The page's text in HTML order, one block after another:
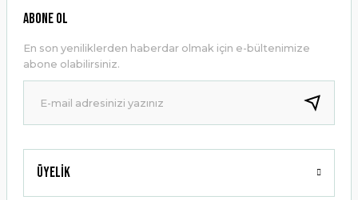
Ürün resmi kalitesiz, bozuk veya görüntülenemiyor.
Ürün bilgilerinde hatalar bulunuyor.
Ürün fiyatı diğer sitelerden daha pahalı.
Bu ürüne benzer farklı alternatifler olmalı.
Üyelik
ABONE OL
En son yeniliklerden haberdar olmak için e-bültenimize
abone olabilirsiniz.